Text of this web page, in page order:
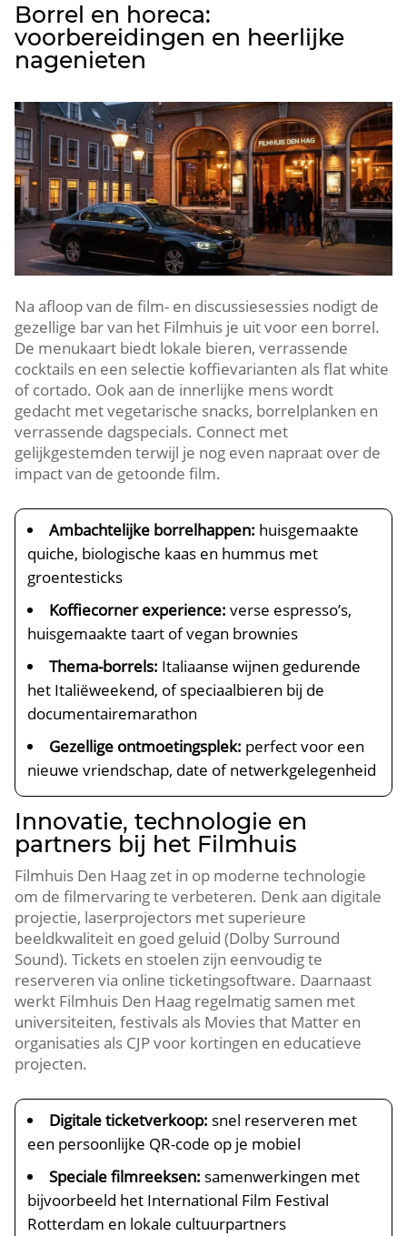
Borrel en horeca:
voorbereidingen en heerlijke
nagenieten
Na afloop van de film- en discussiesessies nodigt de
gezellige bar van het Filmhuis je uit voor een borrel.​
De menukaart biedt lokale bieren, verrassende
cocktails en een selectie koffievarianten als flat white
of cortado.​ Ook aan de innerlijke mens wordt
gedacht met vegetarische snacks, borrelplanken en
verrassende dagspecials.​ Connect met
gelijkgestemden terwijl je nog even napraat over de
impact van de getoonde film.​
Ambachtelijke borrelhappen: huisgemaakte
quiche, biologische kaas en hummus met
groentesticks
Koffiecorner experience: verse espresso’s,
huisgemaakte taart of vegan brownies
Thema-borrels: Italiaanse wijnen gedurende
het Italiëweekend, of speciaalbieren bij de
documentairemarathon
Gezellige ontmoetingsplek: perfect voor een
nieuwe vriendschap, date of netwerkgelegenheid
Innovatie, technologie en
partners bij het Filmhuis
Filmhuis Den Haag zet in op moderne technologie
om de filmervaring te verbeteren.​ Denk aan digitale
projectie, laserprojectors met superieure
beeldkwaliteit en goed geluid (Dolby Surround
Sound).​ Tickets en stoelen zijn eenvoudig te
reserveren via online ticketingsoftware.​ Daarnaast
werkt Filmhuis Den Haag regelmatig samen met
universiteiten, festivals als Movies that Matter en
organisaties als CJP voor kortingen en educatieve
projecten.​
Digitale ticketverkoop: snel reserveren met
een persoonlijke QR-code op je mobiel
Speciale filmreeksen: samenwerkingen met
bijvoorbeeld het International Film Festival
Rotterdam en lokale cultuurpartners